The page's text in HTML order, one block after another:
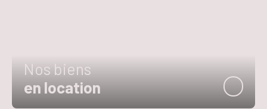
Nos biens
en location